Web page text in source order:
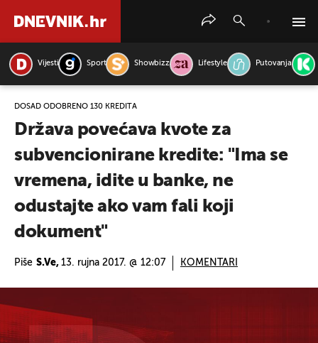
Vijesti Sport Showbizz Lifestyle Putovanja
DOSAD ODOBRENO 130 KREDITA
Država povećava kvote za
subvencionirane kredite: "Ima se
vremena, idite u banke, ne
odustajte ako vam fali koji
dokument"
Piše S.Ve, 13. rujna 2017. @ 12:07 KOMENTARI
PRETRAŽITE VIJESTI